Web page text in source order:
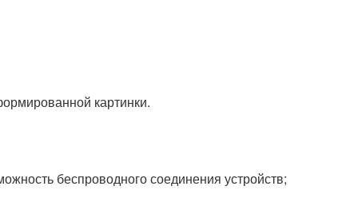
картинки.
беспроводного соединения устройств;